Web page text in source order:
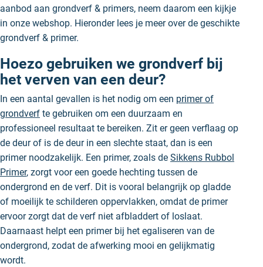
aanbod aan grondverf & primers, neem daarom een kijkje
in onze webshop. Hieronder lees je meer over de geschikte
grondverf & primer.
Hoezo gebruiken we grondverf bij
het verven van een deur?
In een aantal gevallen is het nodig om een primer of
grondverf te gebruiken om een duurzaam en
professioneel resultaat te bereiken. Zit er geen verflaag op
de deur of is de deur in een slechte staat, dan is een
primer noodzakelijk. Een primer, zoals de Sikkens Rubbol
Primer, zorgt voor een goede hechting tussen de
ondergrond en de verf. Dit is vooral belangrijk op gladde
of moeilijk te schilderen oppervlakken, omdat de primer
ervoor zorgt dat de verf niet afbladdert of loslaat.
Daarnaast helpt een primer bij het egaliseren van de
ondergrond, zodat de afwerking mooi en gelijkmatig
wordt.